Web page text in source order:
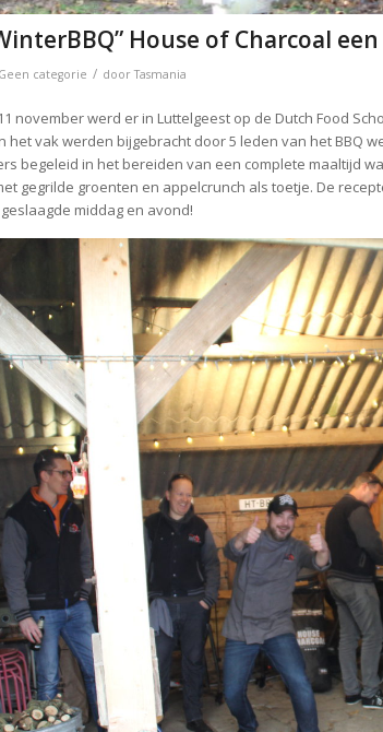
House of Charcoal
Geen categorie / doorTasmania
november werd er in Luttelgeest op de Dutch Food
het vak werden bijgebracht door 5 leden van het BBQ
begeleid in het bereiden van een complete maaltijd
gegrilde groenten en appelcrunch als toetje. De
middag en avond!